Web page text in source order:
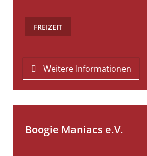
FREIZEIT
Weitere Informationen
Boogie Maniacs e.V.